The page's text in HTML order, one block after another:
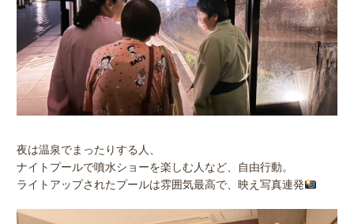
夜は温泉でまったりする人、
ナイトプールで噴水ショーを楽しむ人など、自由行動。
ライトアップされたプールは雰囲気最高で、映え写真連発